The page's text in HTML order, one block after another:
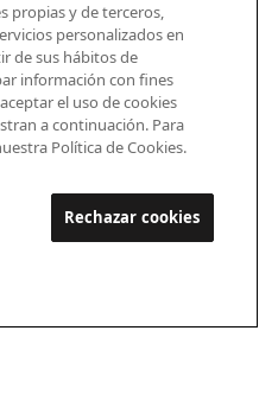
propias y de terceros,
personalizados en
de sus hábitos de
información con fines
el uso de cookies
a continuación. Para
Política de Cookies.
Rechazar cookies